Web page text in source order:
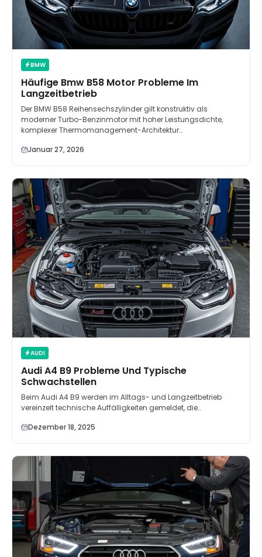
BMW
Häufige Bmw B58 Motor Probleme Im
Langzeitbetrieb
Der BMW B58 Reihensechszylinder gilt konstruktiv als
moderner Turbo-Benzinmotor mit hoher Leistungsdichte,
komplexer Thermomanagement-Architektur…
Januar 27, 2026
AUDI
Audi A4 B9 Probleme Und Typische
Schwachstellen
Beim Audi A4 B9 werden im Alltags- und Langzeitbetrieb
vereinzelt technische Auffälligkeiten gemeldet, die…
Dezember 18, 2025